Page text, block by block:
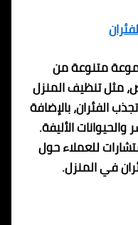
متنوعة من
مثل تنظيف المنزل
الفئران، بالإضافة
الأليفة.
للعملاء حول
في المنزل.